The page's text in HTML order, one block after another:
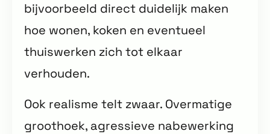
bijvoorbeeld direct duidelijk maken
hoe wonen, koken en eventueel
thuiswerken zich tot elkaar
verhouden.
Ook realisme telt zwaar. Overmatige
groothoek, agressieve nabewerking